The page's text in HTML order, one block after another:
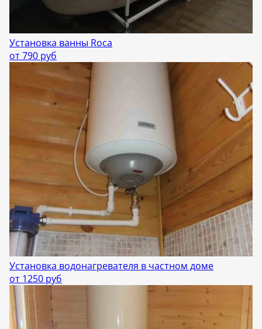
Установка ванны Roca
от 790 руб
Установка водонагревателя в частном доме
от 1250 руб